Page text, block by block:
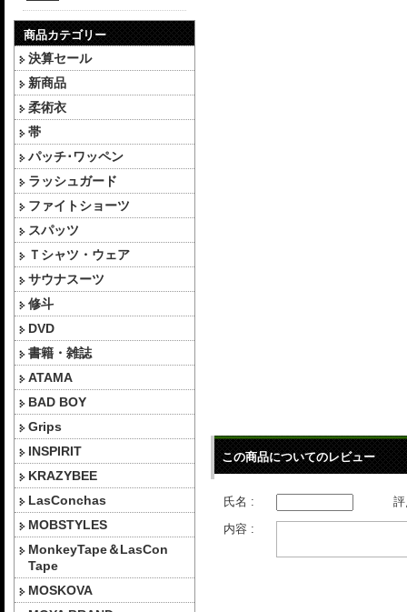
商品カテゴリー
決算セール
新商品
柔術衣
帯
パッチ･ワッペン
ラッシュガード
ファイトショーツ
スパッツ
Ｔシャツ・ウェア
サウナスーツ
修斗
DVD
書籍・雑誌
ATAMA
BAD BOY
Grips
INSPIRIT
KRAZYBEE
LasConchas
MOBSTYLES
MonkeyTape＆LasCon
Tape
MOSKOVA
この商品についてのレビュー
氏名 :
内容 :